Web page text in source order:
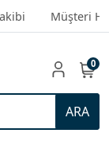
Müşteri
ARA
0